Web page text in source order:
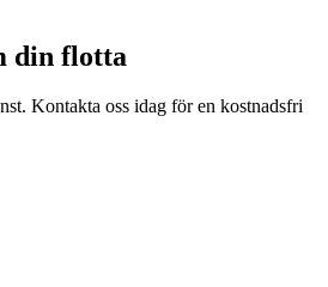
din flotta
Kontakta oss idag för en kostnadsfri